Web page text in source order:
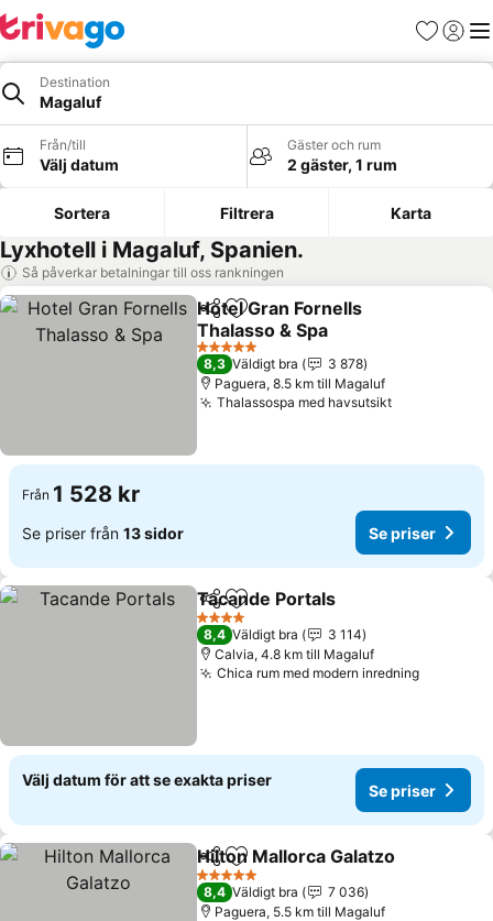
Favoriter
Logga
Destination
Magaluf
Från/till
Välj datum
Gäster och rum
2 gäster, 1 rum
Sortera Filtrera Karta
Lyxhotell i Magaluf, Spanien.
Så påverkar betalningar till oss rankningen
Dela Lägg till i Mina Favoriter
Hotel Gran Fornells
Thalasso & Spa
Se priser
5 Stjärnor
8,3 Väldigt bra
3 878
Paguera, 8.5 km till Magaluf
Thalassospa med havsutsiktSe priser
Från 1 528 kr
Se priser från 13 sidor Se priser
Dela Lägg till i Mina Favoriter
Tacande Portals
4 Stjärnor
8,4 Väldigt bra
3 114
Calvia, 4.8 km till Magaluf
Chica rum med modern inredningSe priser
Välj datum för att se exakta priser
Se priser
Dela Lägg till i Mina Favoriter
Hilton Mallorca Galatzo
5 Stjärnor
8,4 Väldigt bra
7 036
Paguera, 5.5 km till Magaluf